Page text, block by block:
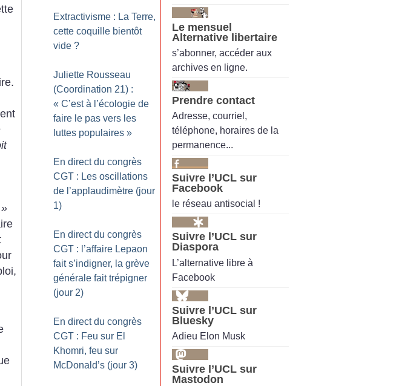
»
Extractivisme : La Terre,
cette coquille bientôt
vide ?
Juliette Rousseau
(Coordination 21) :
« C’est à l’écologie de
faire le pas vers les
luttes populaires »
En direct du congrès
CGT : Les oscillations
de l’applaudimètre (jour
1)
En direct du congrès
CGT : l’affaire Lepaon
fait s’indigner, la grève
générale fait trépigner
(jour 2)
En direct du congrès
CGT : Feu sur El
Khomri, feu sur
McDonald’s (jour 3)
Le mensuel
Alternative libertaire
s’abonner, accéder aux
archives en ligne.
Prendre contact
Adresse, courriel,
téléphone, horaires de la
permanence...
Suivre l’UCL sur
Facebook
le réseau antisocial !
Suivre l’UCL sur
Diaspora
L’alternative libre à
Facebook
Suivre l’UCL sur
Bluesky
Adieu Elon Musk
Suivre l’UCL sur
Mastodon